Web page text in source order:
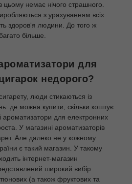
цьому немає нічого страшного.
з урахуванням всіх
здоров'я людини. До того ж
більше.
для
недорого?
люди стикаються із
де можна купити, скільки коштує
ароматизатори для електронних
У магазині ароматизаторів
Але далеко не у кожному
є такий магазин. У такому
інтернет-магазин
широкий вибір
(а також фруктових та